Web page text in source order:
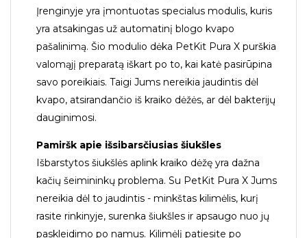
Įrenginyje yra įmontuotas specialus modulis, kuris
yra atsakingas už automatinį blogo kvapo
pašalinimą. Šio modulio dėka PetKit Pura X purškia
valomąjį preparatą iškart po to, kai katė pasirūpina
savo poreikiais. Taigi Jums nereikia jaudintis dėl
kvapo, atsirandančio iš kraiko dėžės, ar dėl bakterijų
dauginimosi.
Pamiršk apie išsibarsčiusias šiukšles
Išbarstytos šiukšlės aplink kraiko dėžę yra dažna
kačių šeimininkų problema. Su PetKit Pura X Jums
nereikia dėl to jaudintis - minkštas kilimėlis, kurį
rasite rinkinyje, surenka šiukšles ir apsaugo nuo jų
paskleidimo po namus. Kilimėlį patiesite po